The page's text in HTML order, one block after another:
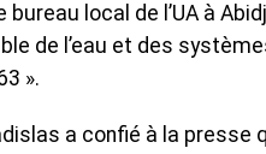
local de l’UA à
de l’eau et des
».
a confié à la presse